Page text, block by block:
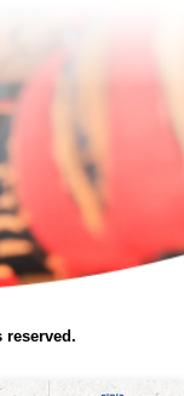
reserved.